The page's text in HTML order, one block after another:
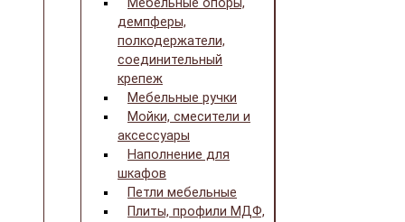
Мебельные опоры,
демпферы,
полкодержатели,
соединительный
крепеж
Мебельные ручки
Мойки, смесители и
аксессуары
Наполнение для
шкафов
Петли мебельные
Плиты, профили МДФ,